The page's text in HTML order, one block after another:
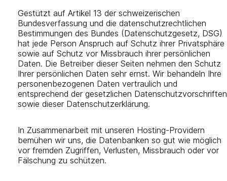
Gestützt auf Artikel 13 der schweizerischen
Bundesverfassung und die datenschutzrechtlichen
Bestimmungen des Bundes (Datenschutzgesetz, DSG)
hat jede Person Anspruch auf Schutz ihrer Privatsphäre
sowie auf Schutz vor Missbrauch ihrer persönlichen
Daten. Die Betreiber dieser Seiten nehmen den Schutz
Ihrer persönlichen Daten sehr ernst. Wir behandeln Ihre
personenbezogenen Daten vertraulich und
entsprechend der gesetzlichen Datenschutzvorschriften
sowie dieser Datenschutzerklärung.
In Zusammenarbeit mit unseren Hosting-Providern
bemühen wir uns, die Datenbanken so gut wie möglich
vor fremden Zugriffen, Verlusten, Missbrauch oder vor
Fälschung zu schützen.